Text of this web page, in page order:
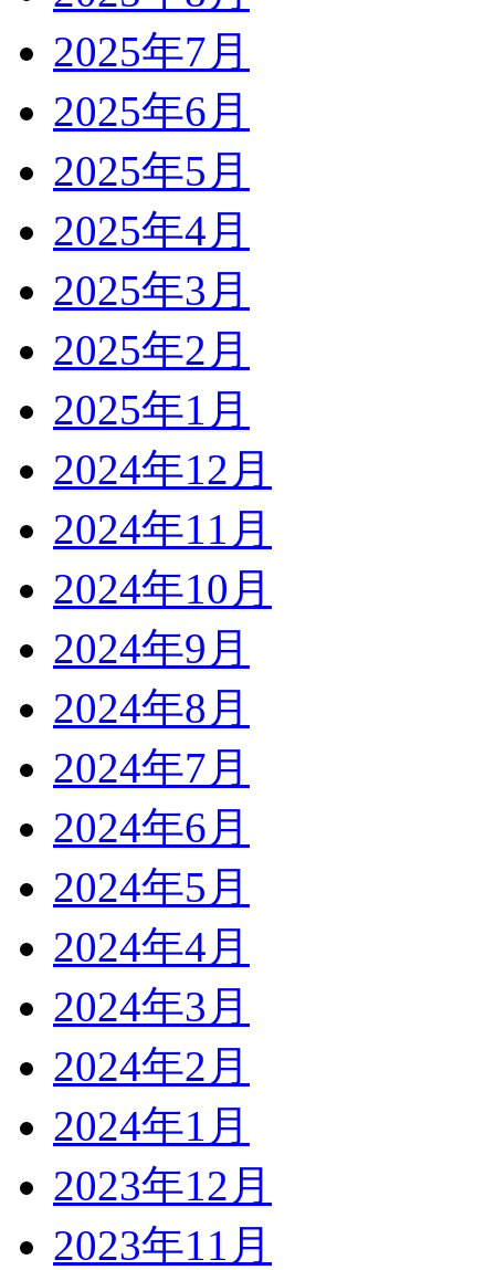
2025年7月
2025年6月
2025年5月
2025年4月
2025年3月
2025年2月
2025年1月
2024年12月
2024年11月
2024年10月
2024年9月
2024年8月
2024年7月
2024年6月
2024年5月
2024年4月
2024年3月
2024年2月
2024年1月
2023年12月
2023年11月